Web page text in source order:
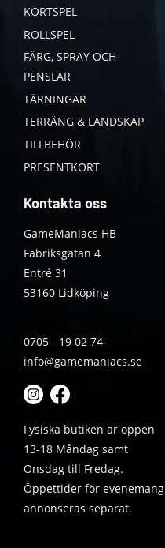
KORTSPEL
ROLLSPEL
FÄRG, SPRAY OCH
PENSLAR
TÄRNINGAR
TERRÄNG & LANDSKAP
TILLBEHÖR
PRESENTKORT
Kontakta oss
GameManiacs HB
Fabriksgatan 4
Entré 31
53160 Lidköping
0705 - 19 02 74
info@gamemaniacs.se
Fysiska butiken är öppen
13-18 Måndag samt
Onsdag till Fredag.
Öppettider för evenemang
annonseras separat.